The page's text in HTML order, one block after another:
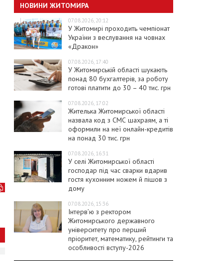
НОВИНИ ЖИТОМИРА
07.08.2026, 20:12
У Житомирі проходить чемпіонат
України з веслування на човнах
«Дракон»
07.08.2026, 17:40
У Житомирській області шукають
понад 80 бухгалтерів, за роботу
готові платити до 30 – 40 тис. грн
07.08.2026, 17:02
Жителька Житомирської області
назвала код з СМС шахраям, а ті
оформили на неї онлайн-кредитів
на понад 30 тис. грн
07.08.2026, 16:31
У селі Житомирської області
господар під час сварки вдарив
гостя кухонним ножем й пішов з
дому
07.08.2026, 15:36
Інтерв’ю з ректором
Житомирського державного
університету про перший
пріоритет, математику, рейтинги та
особливості вступу-2026